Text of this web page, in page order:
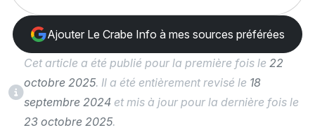
Ajouter Le Crabe Info à mes sources préférées
Cet article a été publié pour la première fois le 22
octobre 2025. Il a été entièrement revisé le 18
septembre 2024 et mis à jour pour la dernière fois le
23 octobre 2025.